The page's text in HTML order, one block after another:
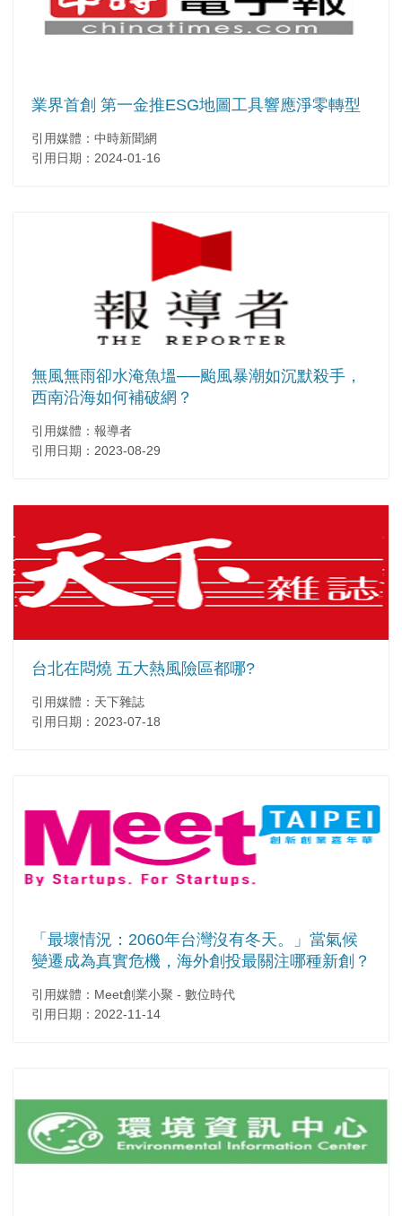
業界首創 第一金推ESG地圖工具響應淨零轉型
引用媒體：中時新聞網
引用日期：2024-01-16
無風無雨卻水淹魚塭──颱風暴潮如沉默殺手，
西南沿海如何補破網？
引用媒體：報導者
引用日期：2023-08-29
台北在悶燒 五大熱風險區都哪?
引用媒體：天下雜誌
引用日期：2023-07-18
「最壞情況：2060年台灣沒有冬天。」當氣候
變遷成為真實危機，海外創投最關注哪種新創？
引用媒體：Meet創業小聚 - 數位時代
引用日期：2022-11-14